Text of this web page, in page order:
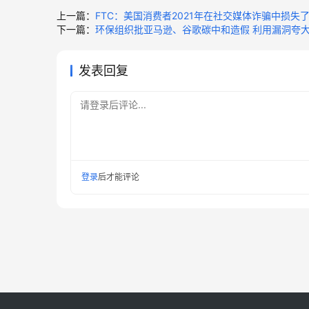
上一篇： FTC：美国消费者2021年在社交媒体诈骗中损失
下一篇： 环保组织批亚马逊、谷歌碳中和造假 利用漏洞夸
发表回复
请登录后评论...
登录后才能评论